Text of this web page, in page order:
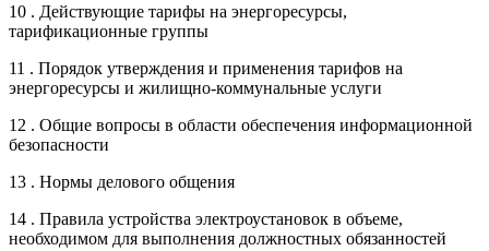
10 . Действующие тарифы на энергоресурсы,
тарификационные группы
11 . Порядок утверждения и применения тарифов на
энергоресурсы и жилищно-коммунальные услуги
12 . Общие вопросы в области обеспечения информационной
безопасности
13 . Нормы делового общения
14 . Правила устройства электроустановок в объеме,
необходимом для выполнения должностных обязанностей